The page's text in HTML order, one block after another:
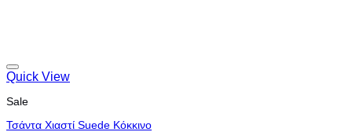
Quick View
Sale
Τσάντα Χιαστί Suede Κόκκινο